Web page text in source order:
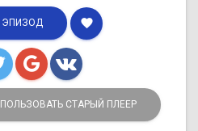
ЭПИЗОД favorite
СТАРЫЙ ПЛЕЕР